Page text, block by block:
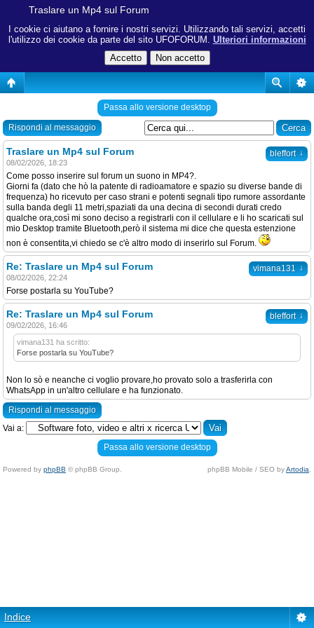
I cookie ci aiutano a fornire i nostri servizi. Utilizzando tali servizi, accetti
l'utilizzo dei cookie da parte del sito UFOFORUM. Ulteriori informazioni
Traslare un Mp4 sul Forum
Passa allo versione desktop
Rispondi al messaggio
bleffort ↓
Traslare un Mp4 sul Forum
08/02/2026, 18:23
Come posso inserire sul forum un suono in MP4?.
Giorni fa (dato che hò la patente di radioamatore e spazio su diverse bande di
frequenza) ho ricevuto per caso strani e potenti segnali tipo rumore assordante
sulla banda degli 11 metri,spaziati da una decina di secondi durati credo
qualche ora,così mi sono deciso a registrarli con il cellulare e li ho scaricati sul
mio Desktop tramite Bluetooth,però il sistema mi dice che questa estenzione
non è consentita,vi chiedo se c'è altro modo di inserirlo sul Forum.
vimana131 ↓
Re: Traslare un Mp4 sul Forum
08/02/2026, 22:24
Forse postarla su YouTube?
bleffort ↓
Re: Traslare un Mp4 sul Forum
09/02/2026, 16:46
vimana131 ha scritto:
Forse postarla su YouTube?
Non lo sò e neanche ci voglio provare,ho provato solo a trasferirla con
WhatsApp in un'altro cellulare e ha funzionato.
Rispondi al messaggio
Vai a:
Passa allo versione desktop
Powered by phpBB © phpBB Group. phpBB Mobile / SEO byArtodia
Indice